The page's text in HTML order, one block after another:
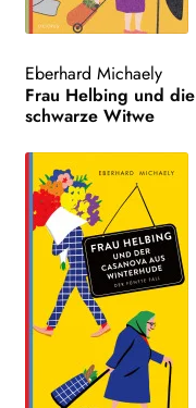
Eberhard Michaely
Frau Helbing und die
schwarze Witwe